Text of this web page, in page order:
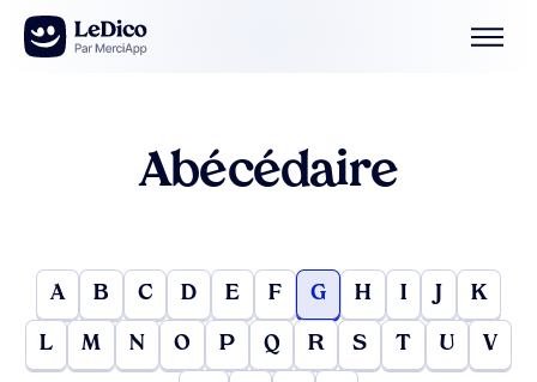
Aller au contenu
Abécédaire
A B C D E F G H I J K
L M N O P Q R S T U V